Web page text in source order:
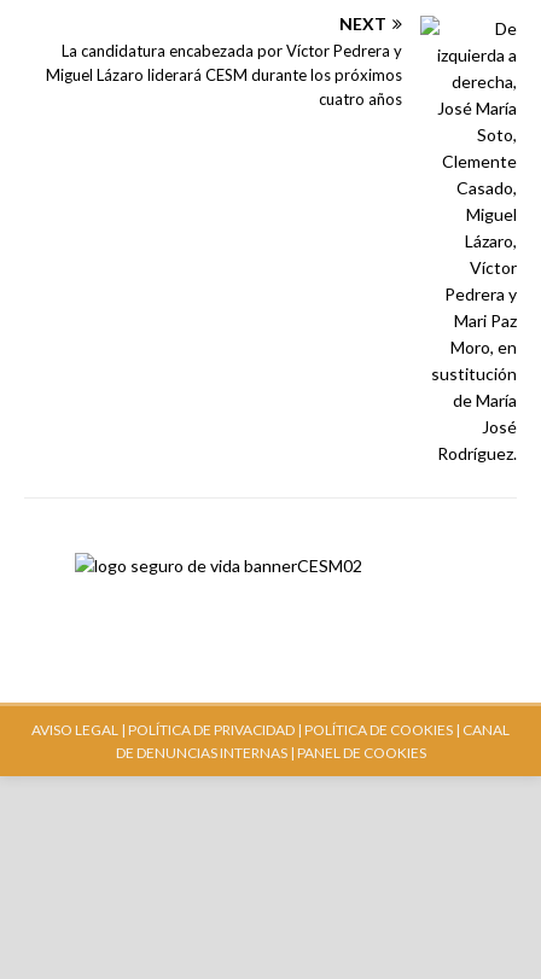
NEXT
La candidatura encabezada por Víctor Pedrera y
Miguel Lázaro liderará CESM durante los próximos
cuatro años
AVISO LEGAL | POLÍTICA DE PRIVACIDAD | POLÍTICA DE COOKIES | CANAL
DE DENUNCIAS INTERNAS| PANEL DE COOKIES